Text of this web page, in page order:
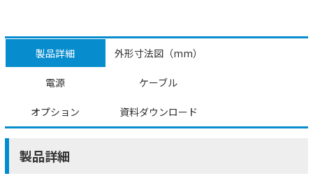
製品詳細 外形寸法図（mm）
電源 ケーブル
オプション 資料ダウンロード
製品詳細